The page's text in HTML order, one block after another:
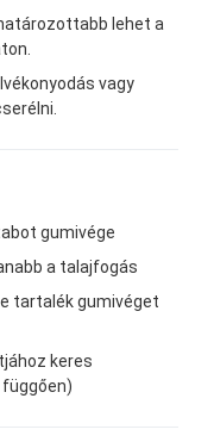
lehet a
vagy
gumivége
a talajfogás
tartalék gumivéget
keres